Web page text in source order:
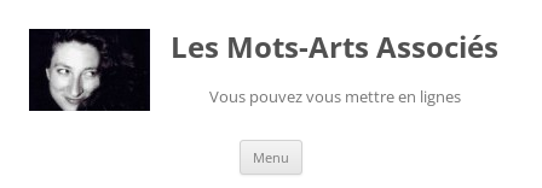
Les Mots-Arts Associés
Vous pouvez vous mettre en lignes
Menu